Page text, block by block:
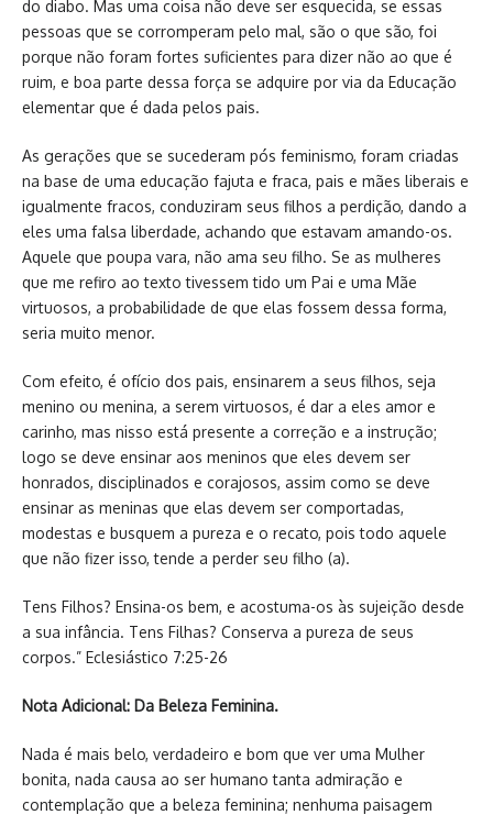
do diabo. Mas uma coisa não deve ser esquecida, se essas
pessoas que se corromperam pelo mal, são o que são, foi
porque não foram fortes suficientes para dizer não ao que é
ruim, e boa parte dessa força se adquire por via da Educação
elementar que é dada pelos pais.
As gerações que se sucederam pós feminismo, foram criadas
na base de uma educação fajuta e fraca, pais e mães liberais e
igualmente fracos, conduziram seus filhos a perdição, dando a
eles uma falsa liberdade, achando que estavam amando-os.
Aquele que poupa vara, não ama seu filho. Se as mulheres
que me refiro ao texto tivessem tido um Pai e uma Mãe
virtuosos, a probabilidade de que elas fossem dessa forma,
seria muito menor.
Com efeito, é ofício dos pais, ensinarem a seus filhos, seja
menino ou menina, a serem virtuosos, é dar a eles amor e
carinho, mas nisso está presente a correção e a instrução;
logo se deve ensinar aos meninos que eles devem ser
honrados, disciplinados e corajosos, assim como se deve
ensinar as meninas que elas devem ser comportadas,
modestas e busquem a pureza e o recato, pois todo aquele
que não fizer isso, tende a perder seu filho (a).
Tens Filhos? Ensina-os bem, e acostuma-os às sujeição desde
a sua infância. Tens Filhas? Conserva a pureza de seus
corpos.” Eclesiástico 7:25-26
Nota Adicional: Da Beleza Feminina.
Nada é mais belo, verdadeiro e bom que ver uma Mulher
bonita, nada causa ao ser humano tanta admiração e
contemplação que a beleza feminina; nenhuma paisagem